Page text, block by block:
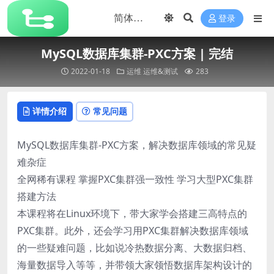
登录
MySQL数据库集群-PXC方案 | 完结
2022-01-18 运维 运维&测试 283
详情介绍 常见问题
MySQL数据库集群-PXC方案，解决数据库领域的常见疑
难杂症
全网稀有课程 掌握PXC集群强一致性 学习大型PXC集群
搭建方法
本课程将在Linux环境下，带大家学会搭建三高特点的
PXC集群。此外，还会学习用PXC集群解决数据库领域
的一些疑难问题，比如说冷热数据分离、大数据归档、
海量数据导入等等，并带领大家领悟数据库架构设计的